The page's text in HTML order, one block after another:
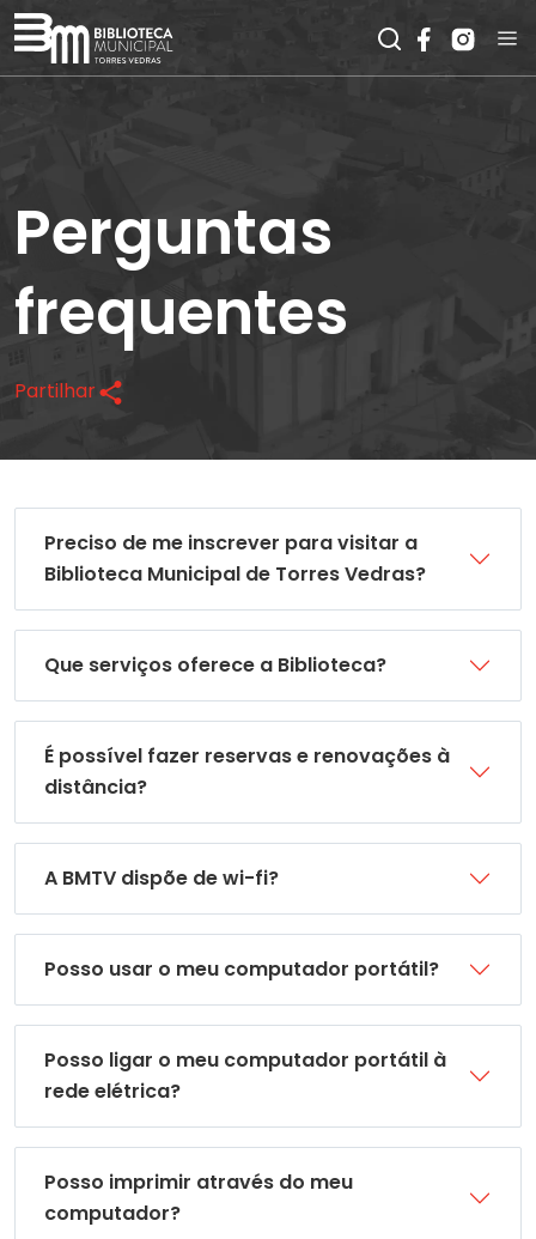
Perguntas
frequentes
Partilhar
Preciso de me inscrever para visitar a
Biblioteca Municipal de Torres Vedras?
Que serviços oferece a Biblioteca?
É possível fazer reservas e renovações à
distância?
A BMTV dispõe de wi-fi?
Posso usar o meu computador portátil?
Posso ligar o meu computador portátil à
rede elétrica?
Posso imprimir através do meu
computador?